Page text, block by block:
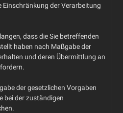
Einschränkung der Verarbeitung
dass die Sie betreffenden
haben nach Maßgabe der
und deren Übermittlung an
der gesetzlichen Vorgaben
bei der zuständigen